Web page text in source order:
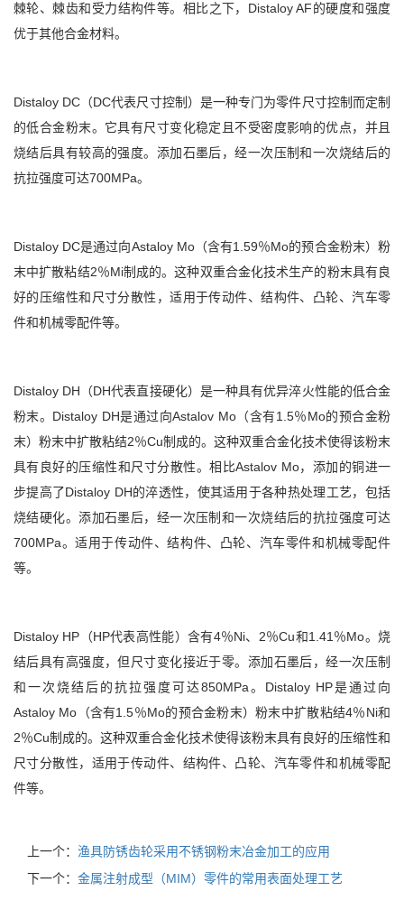
棘轮、棘齿和受力结构件等。相比之下，Distaloy AF的硬度和强度
优于其他合金材料。
Distaloy DC（DC代表尺寸控制）是一种专门为零件尺寸控制而定制
的低合金粉末。它具有尺寸变化稳定且不受密度影响的优点，并且
烧结后具有较高的强度。添加石墨后，经一次压制和一次烧结后的
抗拉强度可达700MPa。
Distaloy DC是通过向Astaloy Mo（含有1.59％Mo的预合金粉末）粉
末中扩散粘结2％Mi制成的。这种双重合金化技术生产的粉末具有良
好的压缩性和尺寸分散性，适用于传动件、结构件、凸轮、汽车零
件和机械零配件等。
Distaloy DH（DH代表直接硬化）是一种具有优异淬火性能的低合金
粉末。Distaloy DH是通过向Astalov Mo（含有1.5％Mo的预合金粉
末）粉末中扩散粘结2％Cu制成的。这种双重合金化技术使得该粉末
具有良好的压缩性和尺寸分散性。相比Astalov Mo，添加的铜进一
步提高了Distaloy DH的淬透性，使其适用于各种热处理工艺，包括
烧结硬化。添加石墨后，经一次压制和一次烧结后的抗拉强度可达
700MPa。适用于传动件、结构件、凸轮、汽车零件和机械零配件
等。
Distaloy HP（HP代表高性能）含有4％Ni、2％Cu和1.41％Mo。烧
结后具有高强度，但尺寸变化接近于零。添加石墨后，经一次压制
和一次烧结后的抗拉强度可达850MPa。Distaloy HP是通过向
Astaloy Mo（含有1.5％Mo的预合金粉末）粉末中扩散粘结4％Ni和
2％Cu制成的。这种双重合金化技术使得该粉末具有良好的压缩性和
尺寸分散性，适用于传动件、结构件、凸轮、汽车零件和机械零配
件等。
上一个： 渔具防锈齿轮采用不锈钢粉末冶金加工的应用
下一个： 金属注射成型（MIM）零件的常用表面处理工艺